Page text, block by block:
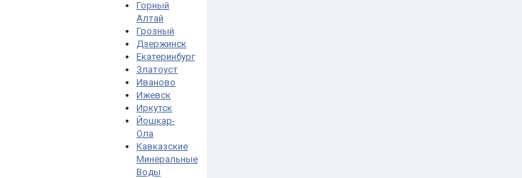
Горный
Алтай
Грозный
Дзержинск
Екатеринбург
Златоуст
Иваново
Ижевск
Иркутск
Йошкар-
Ола
Кавказские
Минеральные
Воды